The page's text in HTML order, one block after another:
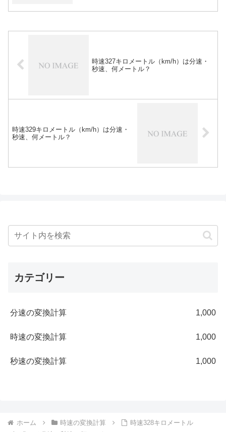
時速327キロメートル（km/h）は分速・
秒速、何メートル？
時速329キロメートル（km/h）は分速・
秒速、何メートル？
カテゴリー
分速の変換計算 1,000
時速の変換計算 1,000
秒速の変換計算 1,000
ホーム 時速の変換計算
時速328キロメートル